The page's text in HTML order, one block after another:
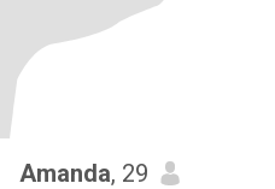
Amanda, 29